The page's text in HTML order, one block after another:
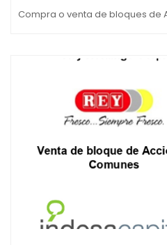
Compra o venta de bloques de